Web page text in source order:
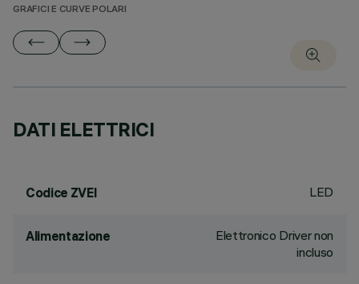
GRAFICI E CURVE POLARI
DATI ELETTRICI
Codice ZVEI LED
Alimentazione
Elettronico Driver non
incluso